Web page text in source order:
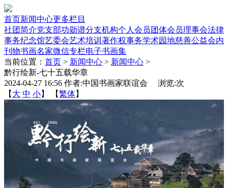
首页新闻中心更多栏目
社团简介党支部功勋谱分支机构个人会员团体会员理事会法律
事务纪念馆艺委会艺术培训 著作权事务学术园地慈善公益会内
刊物书画名家微信专栏电子书画集
当前位置： 首页 > 新闻中心 > 新闻中心 >
黔行绘新-七十五载华章
2024-04-27 16:56 作者:中国书画家联谊会 浏览:次
【 大 中 小】 【繁体】